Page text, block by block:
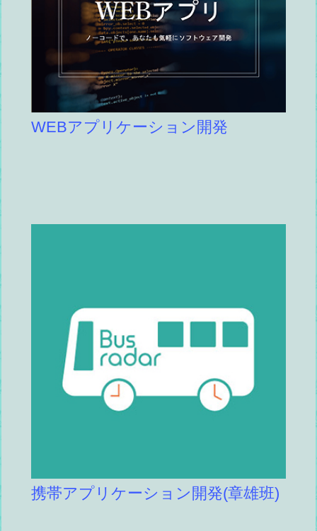
WEBアプリケーション開発
携帯アプリケーション開発(章雄班)